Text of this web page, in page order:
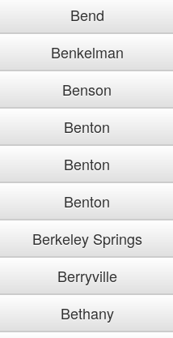
Bend
Benkelman
Benson
Benton
Benton
Benton
Berkeley Springs
Berryville
Bethany